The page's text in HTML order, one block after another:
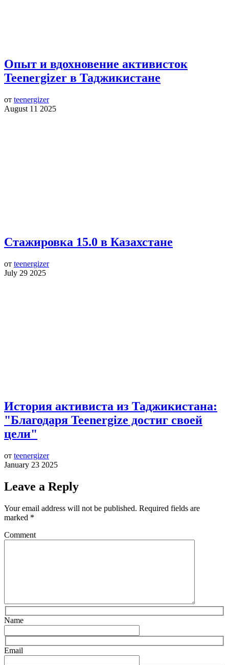
Опыт и вдохновение активисток
Teenergizer в Таджикистане
от teenergizer
August 11 2025
Стажировка 15.0 в Казахстане
от teenergizer
July 29 2025
История активиста из Таджикистана:
"Благодаря Teenergize достиг своей
цели"
от teenergizer
January 23 2025
Leave a Reply
Your email address will not be published. Required fields are
marked *
Comment
Name
Email